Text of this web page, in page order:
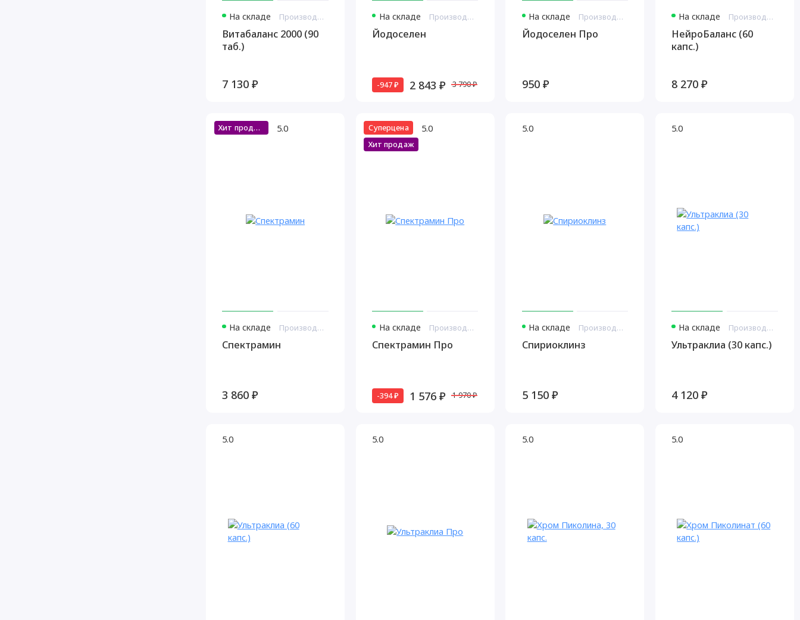
На складе Производитель: Витамакс США
Витабаланс 2000 (90
таб.)
7 130 ₽
На складе Производитель: Витамакс США
Йодоселен
-947 ₽ 2 843 ₽ 3 790 ₽
На складе Производитель: Витамакс Россия
Йодоселен Про
950 ₽
На складе Производитель: Витамакс США
НейроБаланс (60
капс.)
8 270 ₽
Хит продаж 5.0
На складе Производитель: Витамакс США
Спектрамин
3 860 ₽
Суперцена
Хит продаж
5.0
На складе Производитель: Витамакс Россия
Спектрамин Про
-394 ₽ 1 576 ₽ 1 970 ₽
5.0
На складе Производитель: Витамакс США
Спириоклинз
5 150 ₽
5.0
На складе Производитель: Витамакс США
Ультраклиа (30 капс.)
4 120 ₽
5.0 5.0 5.0 5.0